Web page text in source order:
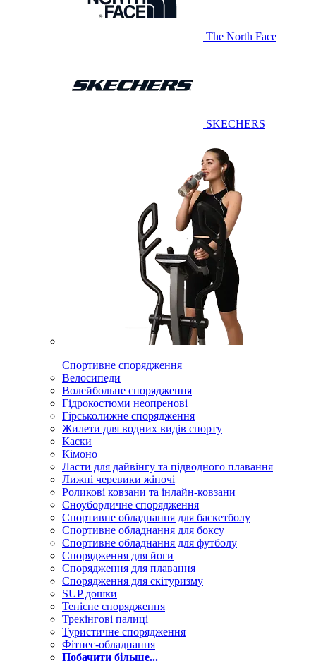
The North Face
SKECHERS
Спортивне спорядження
Велосипеди
Волейбольне спорядження
Гідрокостюми неопренові
Гірськолижне спорядження
Жилети для водних видів спорту
Каски
Кімоно
Ласти для дайвінгу та підводного плавання
Лижні черевики жіночі
Роликові ковзани та інлайн-ковзани
Сноубордичне спорядження
Спортивне обладнання для баскетболу
Спортивне обладнання для боксу
Спортивне обладнання для футболу
Спорядження для йоги
Спорядження для плавання
Спорядження для скітуризму
SUP дошки
Тенісне спорядження
Трекінгові палиці
Туристичне спорядження
Фітнес-обладнання
Побачити більше...